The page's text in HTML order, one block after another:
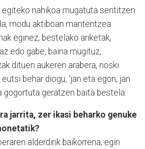
egiteko nahikoa mugatuta sentitzen
modu aktiboan mantentzea
eginez, bestelako ariketak,
edo gabe, baina mugituz,
dituen aukeren arabera, noski.
behar diogu, ‘jan eta egon, jan
gogortuta geratzen baita bestela.
jarrita, zer ikasi beharko genuke
alderdirik baikorrena, egin